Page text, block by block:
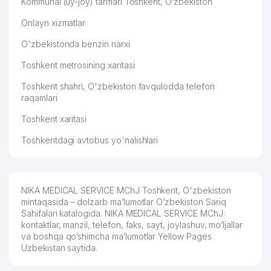
56
KARIMOVICH YAKKA TARTIBDAGI
57 TRIUMVIRAT QURILISH MChJ
58 HAVOQAND PEOPLE MChJ
63 RICH SAVDO DVERI MChJ 642 м
64 STONE BUILD MChJ 645 м
65 ART EXCLUSIVE TEX MChJ
Onlayn xizmatlar
O'zbekistonda benzin narxi
Toshkent metrosining xaritasi
Toshkent shahri, O'zbekiston favqulodda telefon
raqamlari
Toshkent xaritasi
Toshkentdagi avtobus yo'nalishlari
NIKA MEDICAL SERVICE MChJ Toshkent, O'zbekiston
mintaqasida – dolzarb ma’lumotlar O’zbekiston Sariq
Sahifalari katalogida. NIKA MEDICAL SERVICE MChJ:
kontaktlar, manzil, telefon, faks, sayt, joylashuv, mo’ljallar
va boshqa qo’shimcha ma’lumotlar Yellow Pages
Uzbekistan saytida.